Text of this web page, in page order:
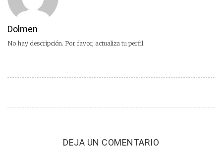
Dolmen
No hay descripción. Por favor, actualiza tu perfil.
DEJA UN COMENTARIO